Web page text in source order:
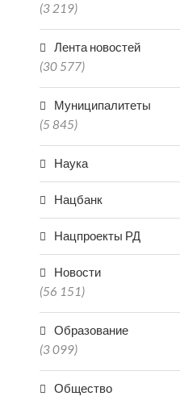
(3 219)
Лента новостей
(30 577)
Муниципалитеты
(5 845)
Наука
Нацбанк
Нацпроекты РД
Новости
(56 151)
Образование
(3 099)
Общество